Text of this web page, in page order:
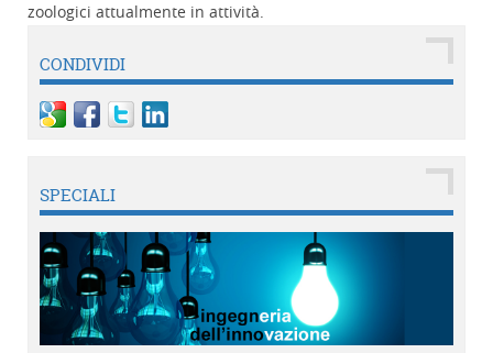
zoologici attualmente in attività.
CONDIVIDI
SPECIALI